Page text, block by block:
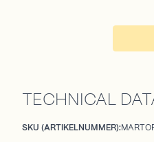
TECHNICAL
SKU (ARTIKELNUMMER):